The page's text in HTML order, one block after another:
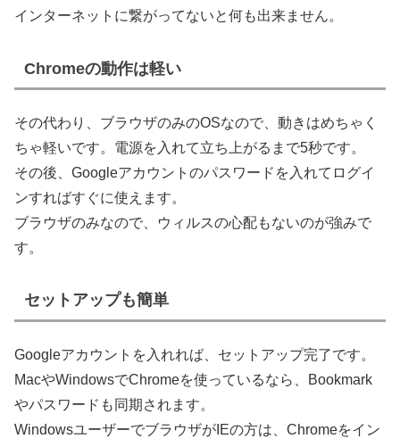
インターネットに繋がってないと何も出来ません。
Chromeの動作は軽い
その代わり、ブラウザのみのOSなので、動きはめちゃく
ちゃ軽いです。電源を入れて立ち上がるまで5秒です。
その後、Googleアカウントのパスワードを入れてログイ
ンすればすぐに使えます。
ブラウザのみなので、ウィルスの心配もないのが強みで
す。
セットアップも簡単
Googleアカウントを入れれば、セットアップ完了です。
MacやWindowsでChromeを使っているなら、Bookmark
やパスワードも同期されます。
WindowsユーザーでブラウザがIEの方は、Chromeをイン